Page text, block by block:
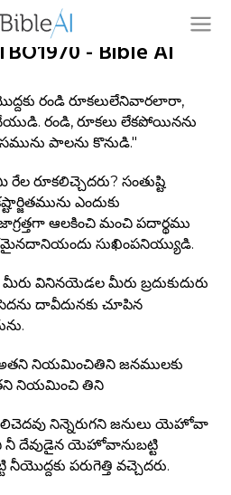
- Bible AI
రండి రూకలులేనివారలారా,
రండి, రూకలు లేకపోయినను
పాలను కొనుడి."
రూకలిచ్చెదరు? సంతుష్టి
ఎందుకు
ఆలకించి మంచి పదార్థము
సుఖింపనియ్యుడి.
వినినయెడల మీరు బ్రదుకుదురు
దావీదునకు చూపిన
నియమించితిని జనములకు
నియమించి తిని
నిన్నెరుగని జనులు యెహోవా
దేవుడైన యెహోవానుబట్టి
నీయొద్దకు పరుగెత్తి వచ్చెదరు.